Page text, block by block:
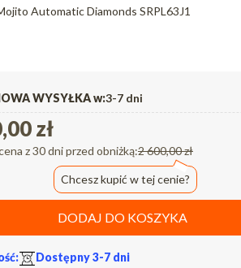
Automatic Diamonds SRPL63J1
WYSYŁKA w:3-7 dni
zł
z 30 dni przed obniżką:2 600,00 zł
Chcesz kupić w tej cenie?
DODAJ DO KOSZYKA
Dostępny 3-7 dni